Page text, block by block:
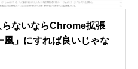
ないならChrome拡張
」にすれば良いじゃな